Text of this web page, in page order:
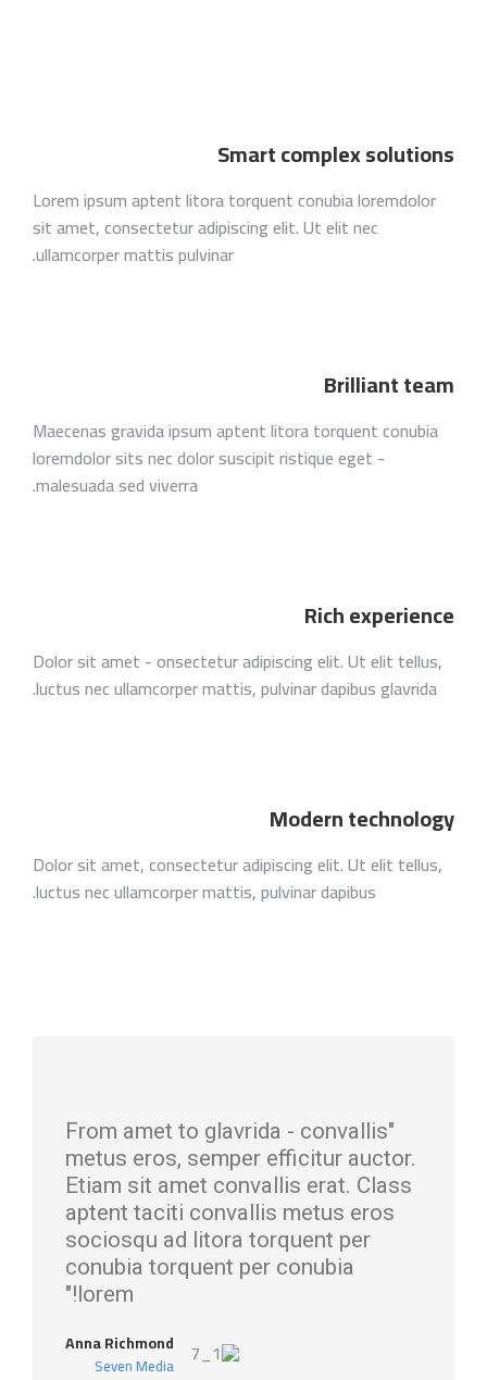
Smart complex solutions
Lorem ipsum aptent litora torquent conubia loremdolor
sit amet, consectetur adipiscing elit. Ut elit nec
ullamcorper mattis pulvinar.
Brilliant team
Maecenas gravida ipsum aptent litora torquent conubia
loremdolor sits nec dolor suscipit ristique eget -
malesuada sed viverra.
Rich experience
Dolor sit amet - onsectetur adipiscing elit. Ut elit tellus,
luctus nec ullamcorper mattis, pulvinar dapibus glavrida.
Modern technology
Dolor sit amet, consectetur adipiscing elit. Ut elit tellus,
luctus nec ullamcorper mattis, pulvinar dapibus.
"From amet to glavrida - convallis
metus eros, semper efficitur auctor.
Etiam sit amet convallis erat. Class
aptent taciti convallis metus eros
sociosqu ad litora torquent per
conubia torquent per conubia
lorem!"
Anna Richmond
Seven Media